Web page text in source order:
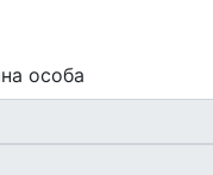
особа